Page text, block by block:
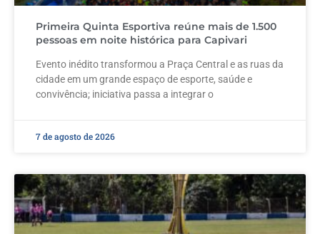
Primeira Quinta Esportiva reúne mais de 1.500
pessoas em noite histórica para Capivari
Evento inédito transformou a Praça Central e as ruas da
cidade em um grande espaço de esporte, saúde e
convivência; iniciativa passa a integrar o
7 de agosto de 2026